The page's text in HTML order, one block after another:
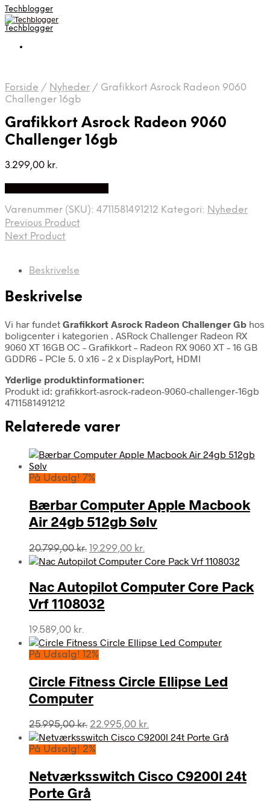
Techblogger
Techblogger
Forside / Nyheder / Grafikkort Asrock Radeon 9060
Challenger 16gb
Grafikkort Asrock Radeon 9060
Challenger 16gb
3.299,00 kr.
Varenummer (SKU): 4711581491212 Kategori: Nyheder
Previous Product
Next Product
Beskrivelse
Beskrivelse
Vi har fundet Grafikkort Asrock Radeon Challenger Gb hos
boligcenter i kategorien . ASRock Challenger Radeon RX
9060 XT 16GB OC – Grafikkort – Radeon RX 9060 XT – 16 GB
GDDR6 – PCIe 5. 0 x16 – 2 x DisplayPort, HDMI
Yderlige produktinformationer:
Produkt id: grafikkort-asrock-radeon-9060-challenger-16gb
4711581491212
Relaterede varer
På Udsalg! 7%
Bærbar Computer Apple Macbook
Air 24gb 512gb Sølv
20.799,00kr. Den
oprindelige
var:
20.799,00 kr..
19.299,00 kr.
aktuelle
er:
19.299,00 kr..
Nac Autopilot Computer Core Pack
Vrf 1108032
19.589,00 kr.
På Udsalg! 12%
Circle Fitness Circle Ellipse Led
Computer
25.995,00kr. Den
oprindelige
pris
25.995,00 kr..
22.995,00 kr.
aktuelle
22.995,00 kr..
På Udsalg! 2%
Netværksswitch Cisco C9200l 24t
Porte Grå